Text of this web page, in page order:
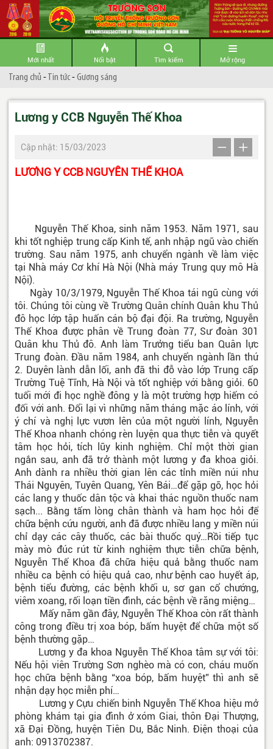
Mới nhất Nổi bật Tìm kiếm Mở rộng
Trang chủ -Tin tức-Gương sáng
Lương y CCB Nguyễn Thế Khoa
Cập nhật: 15/03/2023
LƯƠNG Y CCB NGUYỄN THẾ KHOA
Nguyễn Thế Khoa, sinh năm 1953. Năm 1971, sau
khi tốt nghiệp trung cấp Kinh tế, anh nhập ngũ vào chiến
trường. Sau năm 1975, anh chuyển ngành về làm việc
tại Nhà máy Cơ khí Hà Nội (Nhà máy Trung quy mô Hà
Nội).
Ngày 10/3/1979, Nguyễn Thế Khoa tái ngũ cùng với
tôi. Chúng tôi cùng về Trường Quân chính Quân khu Thủ
đô học lớp tập huấn cán bộ đại đội. Ra trường, Nguyễn
Thế Khoa được phân về Trung đoàn 77, Sư đoàn 301
Quân khu Thủ đô. Anh làm Trưởng tiểu ban Quân lực
Trung đoàn. Đầu năm 1984, anh chuyển ngành lần thứ
2. Duyên lành dẫn lối, anh đã thi đỗ vào lớp Trung cấp
Trường Tuệ Tĩnh, Hà Nội và tốt nghiệp với bằng giỏi. 60
tuổi mới đi học nghề đông y là một trường hợp hiếm có
đối với anh. Đổi lại vì những năm tháng mặc áo lính, với
ý chí và nghị lực vươn lên của một người lính, Nguyễn
Thế Khoa nhanh chóng rèn luyện qua thực tiễn và quyết
tâm học hỏi, tích lũy kinh nghiệm. Chỉ một thời gian
ngắn sau, anh đã trở thành một lương y đa khoa giỏi.
Anh dành ra nhiều thời gian lên các tỉnh miền núi như
Thái Nguyên, Tuyên Quang, Yên Bái…để gặp gỡ, học hỏi
các lang y thuốc dân tộc và khai thác nguồn thuốc nam
sạch... Bằng tấm lòng chân thành và ham học hỏi để
chữa bệnh cứu người, anh đã được nhiều lang y miền núi
chỉ dạy các cây thuốc, các bài thuốc quý…Rồi tiếp tục
mày mò đúc rút từ kinh nghiệm thực tiễn chữa bệnh,
Nguyễn Thế Khoa đã chữa hiệu quả bằng thuốc nam
nhiều ca bệnh có hiệu quả cao, như bệnh cao huyết áp,
bệnh tiểu đường, các bệnh khối u, sơ gan cổ chướng,
viêm xoang, rối loạn tiền đình, các bệnh về răng miệng…
Mấy năm gần đây, Nguyễn Thế Khoa còn rất thành
công trong điều trị xoa bóp, bấm huyệt để chữa một số
bệnh thường gặp…
Lương y đa khoa Nguyễn Thế Khoa tâm sự với tôi:
Nếu hội viên Trường Sơn nghèo mà có con, cháu muốn
học chữa bệnh bằng “xoa bóp, bấm huyệt” thì anh sẽ
nhận dạy học miễn phí…
Lương y Cựu chiến binh Nguyễn Thế Khoa hiệu mở
phòng khám tại gia đình ở xóm Giai, thôn Đại Thượng,
xã Đại Đồng, huyện Tiên Du, Bắc Ninh. Điện thoại của
anh: 0913702387.